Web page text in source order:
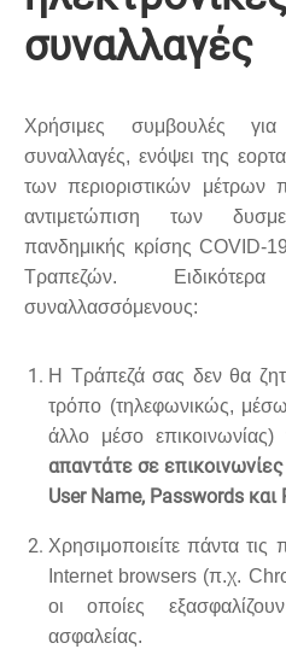
συναλλαγές
Χρήσιμες συμβουλές για
συναλλαγές, ενόψει της
των περιοριστικών μέτρων
αντιμετώπιση των
πανδημικής κρίσης COVID-
Τραπεζών.
συναλλασσόμενους:
Η Τράπεζά σας δεν θα
τρόπο (τηλεφωνικώς,
άλλο μέσο
απαντάτε σε
User Name, Passwords και
Χρησιμοποιείτε πάντα τις
Internet browsers (π.χ.
οι οποίες
ασφαλείας.